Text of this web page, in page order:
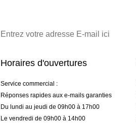
Horaires d'ouvertures
Service commercial :
Réponses rapides aux e-mails garanties
Du lundi au jeudi de 09h00 à 17h00
Le vendredi de 09h00 à 14h00